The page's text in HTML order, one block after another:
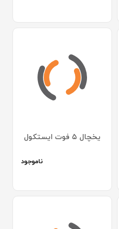
یخچال ۵ فوت ایستکول
ناموجود